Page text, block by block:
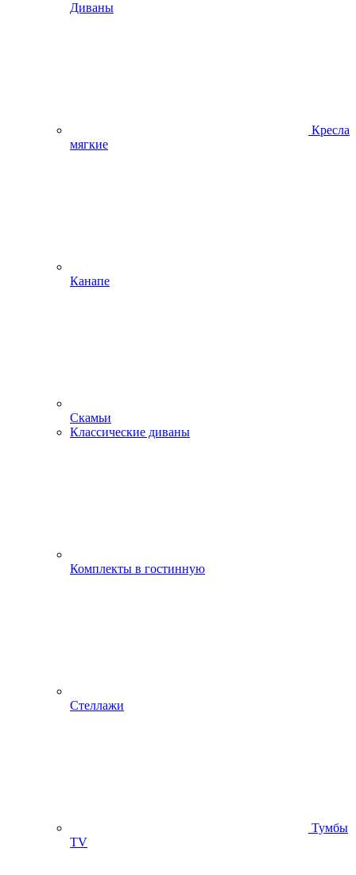
Диваны
Кресла
мягкие
Канапе
Скамьи
Классические диваны
Комплекты в гостинную
Стеллажи
Тумбы
ТV